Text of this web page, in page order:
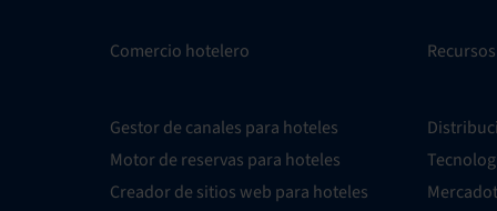
Comercio hotelero
Gestor de canales para hoteles
Motor de reservas para hoteles
Creador de sitios web para hoteles
Recursos